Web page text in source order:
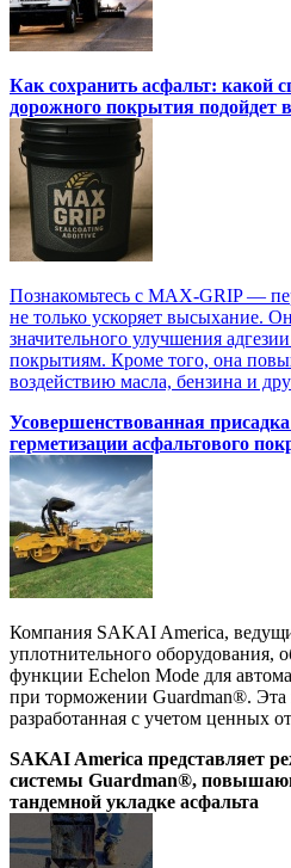
Как сохранить асфальт: какой
дорожного покрытия подойдет
Познакомьтесь с MAX-GRIP —
не только ускоряет высыхание.
значительного улучшения
покрытиям. Кроме того, она
воздействию масла, бензина и
Усовершенствованная
герметизации асфальтового
Компания SAKAI America,
уплотнительного оборудования,
функции Echelon Mode для
при торможении Guardman®.
разработанная с учетом ценных
SAKAI America представляет
системы Guardman®,
тандемной укладке асфальта